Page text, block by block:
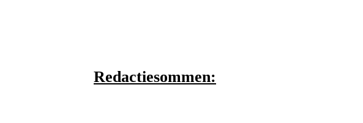
Redactiesommen: